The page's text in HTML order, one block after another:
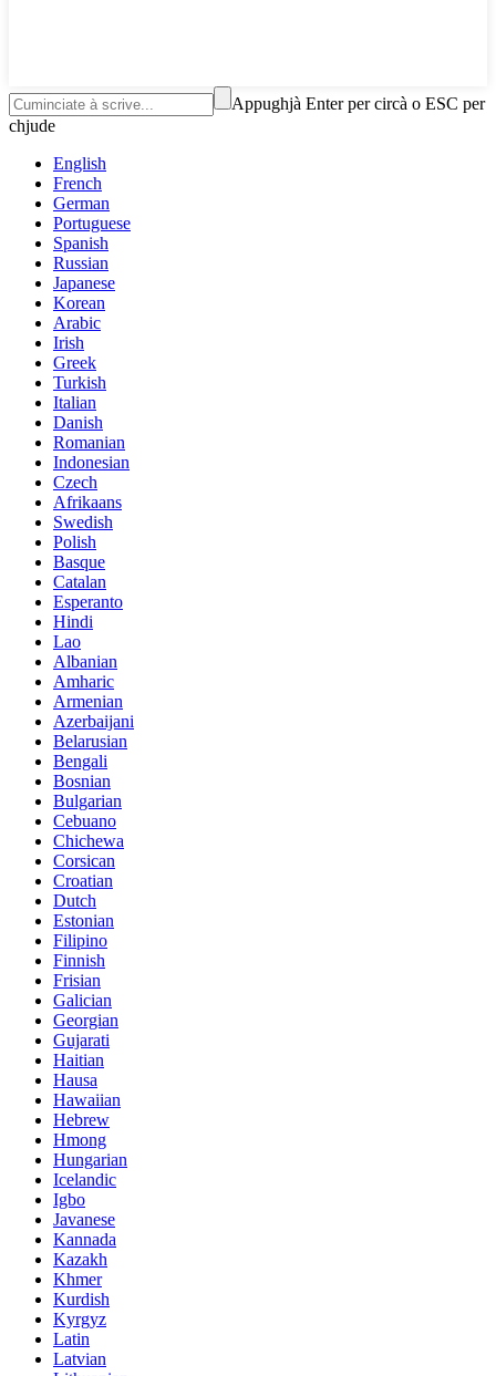
Appughjà Enter per circà o ESC per
chjude
English
French
German
Portuguese
Spanish
Russian
Japanese
Korean
Arabic
Irish
Greek
Turkish
Italian
Danish
Romanian
Indonesian
Czech
Afrikaans
Swedish
Polish
Basque
Catalan
Esperanto
Hindi
Lao
Albanian
Amharic
Armenian
Azerbaijani
Belarusian
Bengali
Bosnian
Bulgarian
Cebuano
Chichewa
Corsican
Croatian
Dutch
Estonian
Filipino
Finnish
Frisian
Galician
Georgian
Gujarati
Haitian
Hausa
Hawaiian
Hebrew
Hmong
Hungarian
Icelandic
Igbo
Javanese
Kannada
Kazakh
Khmer
Kurdish
Kyrgyz
Latin
Latvian